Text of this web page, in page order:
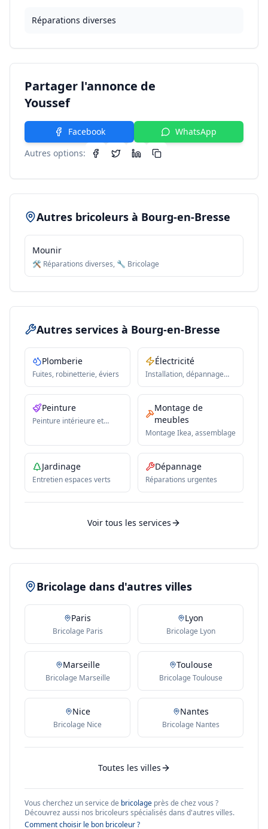
Réparations diverses
Partager l'annonce de
Youssef
Facebook
WhatsApp
Autres options:
Autres bricoleurs à Bourg-en-Bresse
Mounir
🛠️ Réparations diverses, 🔧 Bricolage
Autres services à Bourg-en-Bresse
Plomberie
Fuites, robinetterie, éviers
Électricité
Installation, dépannage
Peinture
Peinture intérieure et
Montage de
meubles
Montage Ikea, assemblage
Jardinage
Entretien espaces verts
Dépannage
Réparations urgentes
Voir tous les services
Bricolage dans d'autres villes
Paris
Bricolage Paris
Lyon
Bricolage Lyon
Marseille
Bricolage Marseille
Toulouse
Bricolage Toulouse
Nice
Bricolage Nice
Nantes
Bricolage Nantes
Toutes les villes
Vous cherchez un service de bricolage près de chez vous ?
Découvrez aussi nos bricoleurs spécialisés dans d'autres villes.
Comment choisir le bon bricoleur ?